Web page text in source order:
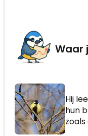
Waar
Hij
hun